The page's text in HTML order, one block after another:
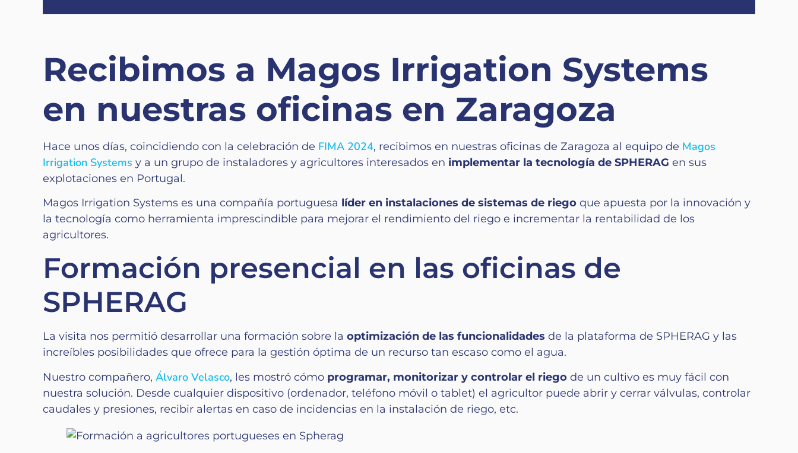
Recibimos a Magos Irrigation Systems
en nuestras oficinas en Zaragoza
Hace unos días, coincidiendo con la celebración de FIMA 2024, recibimos en nuestras oficinas de Zaragoza al equipo de Magos
Irrigation Systems y a un grupo de instaladores y agricultores interesados en implementar la tecnología de SPHERAG en sus
explotaciones en Portugal.
Magos Irrigation Systems es una compañía portuguesa líder en instalaciones de sistemas de riego que apuesta por la innovación y
la tecnología como herramienta imprescindible para mejorar el rendimiento del riego e incrementar la rentabilidad de los
agricultores.
Formación presencial en las oficinas de
SPHERAG
La visita nos permitió desarrollar una formación sobre la optimización de las funcionalidades de la plataforma de SPHERAG y las
increíbles posibilidades que ofrece para la gestión óptima de un recurso tan escaso como el agua.
Nuestro compañero, Álvaro Velasco, les mostró cómo programar, monitorizar y controlar el riego de un cultivo es muy fácil con
nuestra solución. Desde cualquier dispositivo (ordenador, teléfono móvil o tablet) el agricultor puede abrir y cerrar válvulas, controlar
caudales y presiones, recibir alertas en caso de incidencias en la instalación de riego, etc.